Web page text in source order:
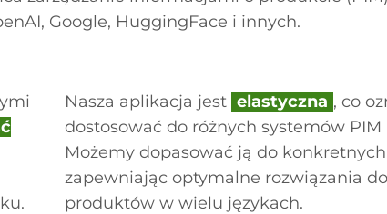
Google, HuggingFace i innych.
Nasza aplikacja jest elastyczna , co
dostosować do różnych systemów PIM
Możemy dopasować ją do
zapewniając optymalne rozwiązania
produktów w wielu językach.